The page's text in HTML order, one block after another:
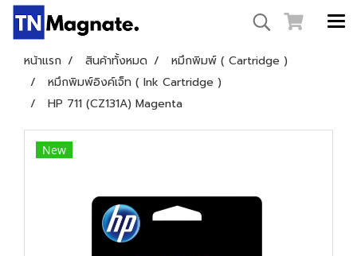
หน้าแรก สินค้าทั้งหมด
หมึกพิมพ์ ( Cartridge )
หมึกพิมพ์อิงค์เจ็ท ( Ink Cartridge )
HP 711 (CZ131A) Magenta
New